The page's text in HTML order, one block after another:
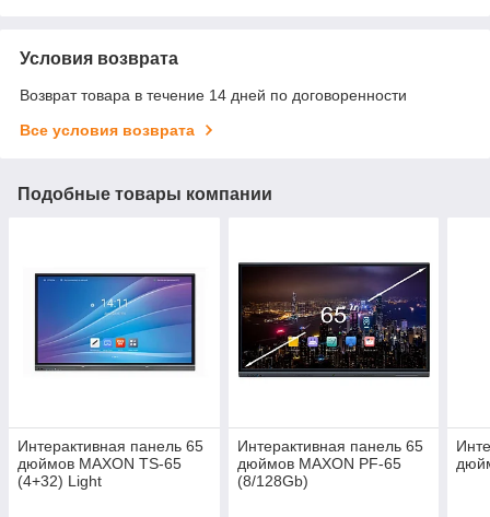
Условия возврата
Возврат товара в течение 14 дней по договоренности
Все условия возврата
Подобные товары компании
Интерактивная панель 65
дюймов MAXON TS-65
(4+32) Light
Интерактивная панель 65
дюймов MAXON PF-65
(8/128Gb)